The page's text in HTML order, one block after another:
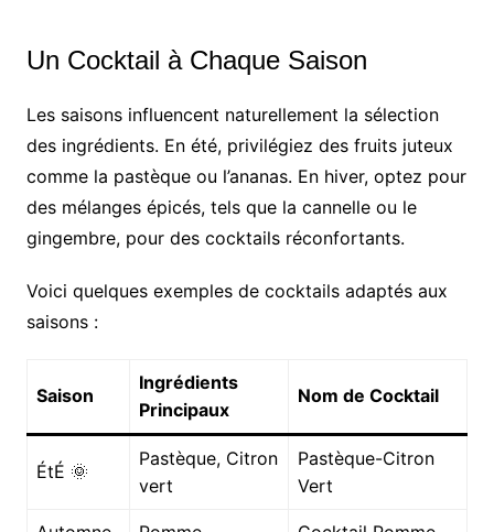
Un Cocktail à Chaque Saison
Les saisons influencent naturellement la sélection
des ingrédients. En été, privilégiez des fruits juteux
comme la pastèque ou l’ananas. En hiver, optez pour
des mélanges épicés, tels que la cannelle ou le
gingembre, pour des cocktails réconfortants.
Voici quelques exemples de cocktails adaptés aux
saisons :
Saison
Ingrédients
Principaux
Nom de Cocktail
ÉtÉ 🌞
Pastèque, Citron
vert
Pastèque-Citron
Vert